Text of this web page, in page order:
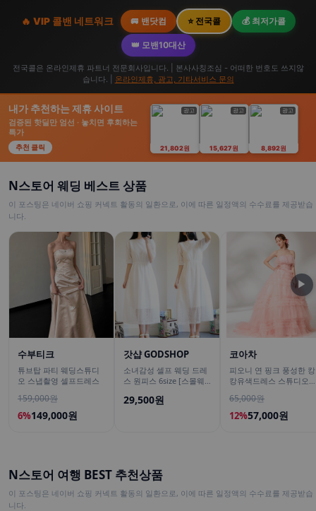
🔥 VIP 콜밴 네트워크 🚐 밴닷컴 ⭐ 전국콜 💰 최저가콜
👑 모밴10대산
전국콜은 온라인제휴 파트너 전문회사입니다. | 본사사칭조심 - 어떠한 번호도 쓰지않
습니다. |
온라인제휴, 광고, 기타서비스 문의
내가 추천하는 제휴 사이트
검증된 핫딜만 엄선 · 놓치면 후회하는
특가
추천 클릭
광고
21,802원
광고
15,627원
광고
8,892원
N스토어 웨딩 베스트 상품
이 포스팅은 네이버 쇼핑 커넥트 활동의 일환으로, 이에 따른 일정액의 수수료를 제공받습
니다.
수부티크
튜브탑 파티 웨딩스튜디
오 스냅촬영 셀프드레스
159,000원
6%149,000원
갓샵 GODSHOP
소녀감성 셀프 웨딩 드레
스 원피스 6size [스몰웨
옷 의상]
29,500원
코아차
피오니 연 핑크 풍성한 캉
캉유색드레스 스튜디오
원피스 파티의상
65,000원
12%57,000원
▶
N스토어 여행 BEST 추천상품
이 포스팅은 네이버 쇼핑 커넥트 활동의 일환으로, 이에 따른 일정액의 수수료를 제공받습
니다.